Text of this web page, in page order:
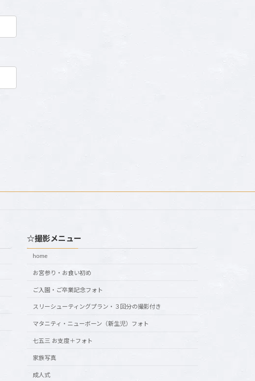
☆撮影メニュー
home
お宮参り・お食い初め
ご入園・ご卒業記念フォト
スリーシューティングプラン・３回分の撮影付き
マタニティ・ニューボーン（新生児）フォト
七五三 お支度＋フォト
家族写真
成人式